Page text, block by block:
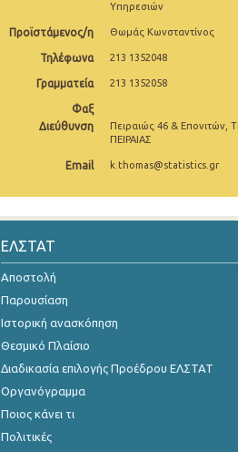
4o Τρίμηνο 2022
3o Τρίμηνο 2022
2o Τρίμηνο 2022
3o Τρίμηνο 2021
2o Τρίμηνο 2021
1o Τρίμηνο 2021
4o Τρίμηνο 2020
3o Τρίμηνο 2020
1o Τρίμηνο 2020
Υπηρεσιών
Προϊστάμενος/η Θωμάς Κωνσταντίνος
Τηλέφωνα 213 1352048
Γραμματεία 213 1352058
Φαξ
Διεύθυνση
Πειραιώς 46 & Επονιτών,
ΠΕΙΡΑΙΑΣ
Email k.thomas@statistics.gr
ΕΛΣΤΑΤ
Αποστολή
Παρουσίαση
Ιστορική ανασκόπηση
Θεσμικό Πλαίσιο
Διαδικασία επιλογής Προέδρου ΕΛΣΤΑΤ
Οργανόγραμμα
Ποιος κάνει τι
Πολιτικές